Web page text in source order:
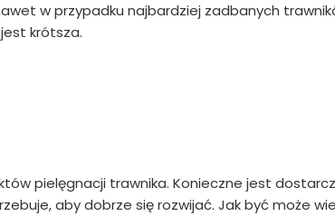
w przypadku najbardziej zadbanych
krótsza.
pielęgnacji trawnika. Konieczne jest
aby dobrze się rozwijać. Jak być może